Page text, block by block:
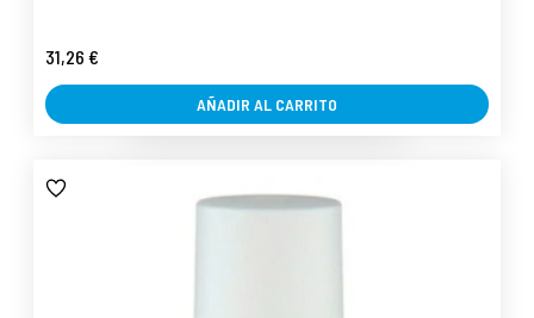
31,26 €
AÑADIR AL CARRITO